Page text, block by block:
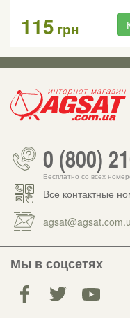
115 грн
0 (800)
Бесплатно со всех
Все контактные
Мы в соцсетях